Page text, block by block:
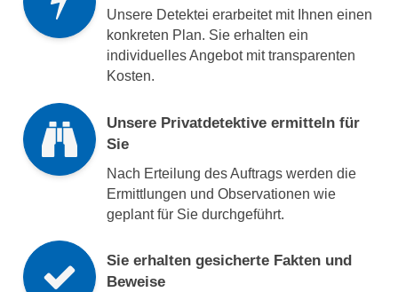
Unsere Detektei erarbeitet mit Ihnen einen
konkreten Plan. Sie erhalten ein
individuelles Angebot mit transparenten
Kosten.
Unsere Privatdetektive ermitteln für
Sie
Nach Erteilung des Auftrags werden die
Ermittlungen und Observationen wie
geplant für Sie durchgeführt.
Sie erhalten gesicherte Fakten und
Beweise